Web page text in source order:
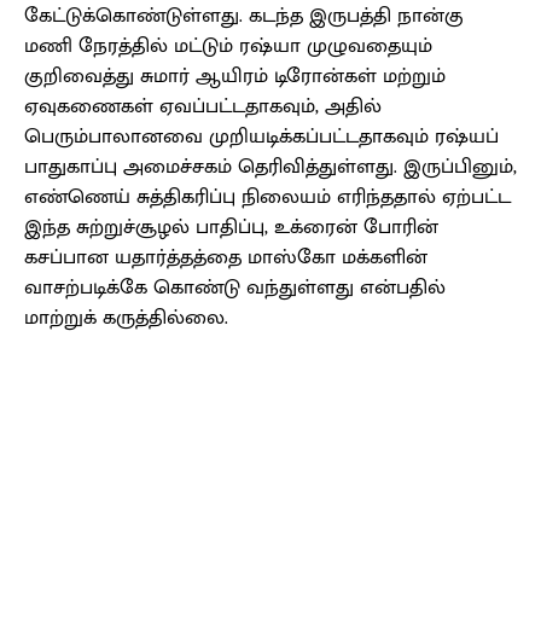
கேட்டுக்கொண்டுள்ளது. கடந்த இருபத்தி நான்கு
மணி நேரத்தில் மட்டும் ரஷ்யா முழுவதையும்
குறிவைத்து சுமார் ஆயிரம் டிரோன்கள் மற்றும்
ஏவுகணைகள் ஏவப்பட்டதாகவும், அதில்
பெரும்பாலானவை முறியடிக்கப்பட்டதாகவும் ரஷ்யப்
பாதுகாப்பு அமைச்சகம் தெரிவித்துள்ளது. இருப்பினும்,
எண்ணெய் சுத்திகரிப்பு நிலையம் எரிந்ததால் ஏற்பட்ட
இந்த சுற்றுச்சூழல் பாதிப்பு, உக்ரைன் போரின்
கசப்பான யதார்த்தத்தை மாஸ்கோ மக்களின்
வாசற்படிக்கே கொண்டு வந்துள்ளது என்பதில்
மாற்றுக் கருத்தில்லை.